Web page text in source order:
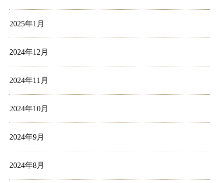
2025年1月
2024年12月
2024年11月
2024年10月
2024年9月
2024年8月